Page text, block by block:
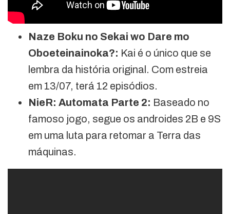
Naze Boku no Sekai wo Dare mo
Oboeteinainoka?: Kai é o único que se
lembra da história original. Com estreia
em 13/07, terá 12 episódios.
NieR: Automata Parte 2: Baseado no
famoso jogo, segue os androides 2B e 9S
em uma luta para retomar a Terra das
máquinas.